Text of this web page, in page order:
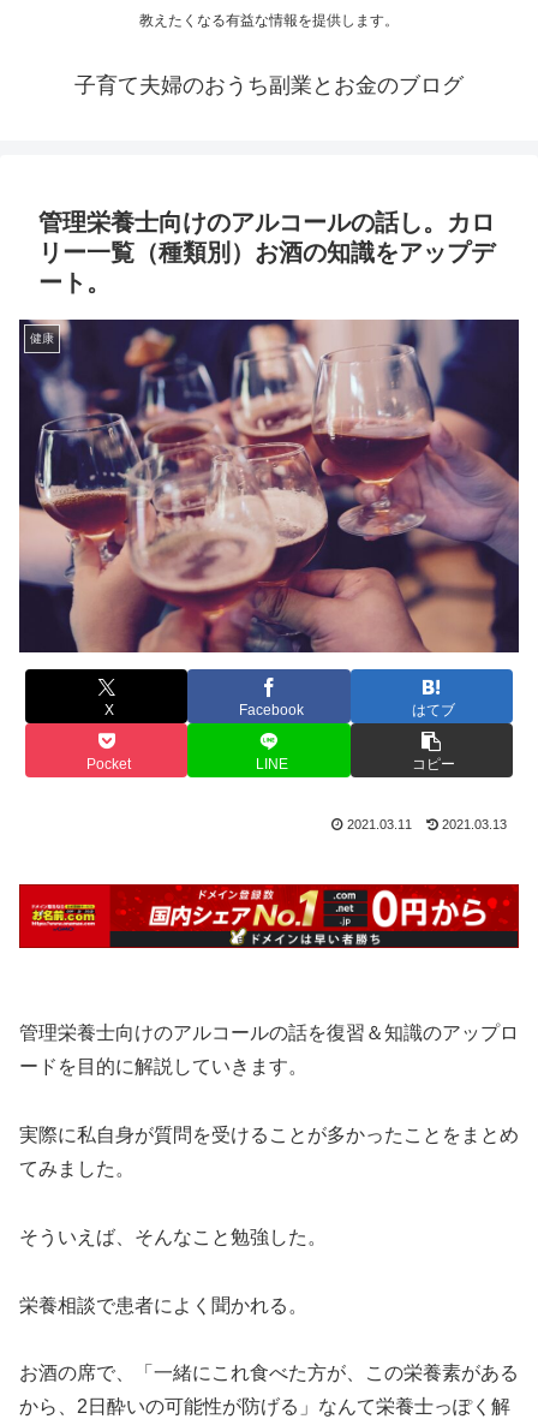
教えたくなる有益な情報を提供します。
子育て夫婦のおうち副業とお金のブログ
管理栄養士向けのアルコールの話し。カロ
リー一覧（種類別）お酒の知識をアップデ
ート。
健康
X Facebook はてブ
Pocket LINE コピー
2021.03.11 2021.03.13
管理栄養士向けのアルコールの話を復習＆知識のアップロ
ードを目的に解説していきます。
実際に私自身が質問を受けることが多かったことをまとめ
てみました。
そういえば、そんなこと勉強した。
栄養相談で患者によく聞かれる。
お酒の席で、「一緒にこれ食べた方が、この栄養素がある
から、2日酔いの可能性が防げる」なんて栄養士っぽく解